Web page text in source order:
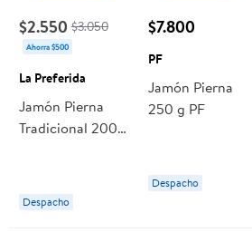
$2.550 $3.050
Ahorra $500
La Preferida
Jamón Pierna
Tradicional 200
Despacho
$7.800
PF
Jamón Pierna
250 g PF
Despacho